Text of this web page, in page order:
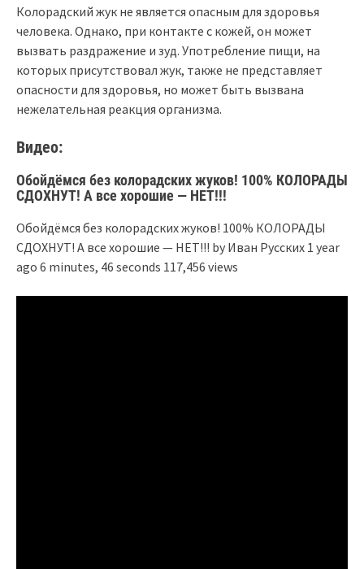
Колорадский жук не является опасным для здоровья
человека. Однако, при контакте с кожей, он может
вызвать раздражение и зуд. Употребление пищи, на
которых присутствовал жук, также не представляет
опасности для здоровья, но может быть вызвана
нежелательная реакция организма.
Видео:
Обойдёмся без колорадских жуков! 100% КОЛОРАДЫ
СДОХНУТ! А все хорошие — НЕТ!!!
Обойдёмся без колорадских жуков! 100% КОЛОРАДЫ
СДОХНУТ! А все хорошие — НЕТ!!! by Иван Русских 1 year
ago 6 minutes, 46 seconds 117,456 views